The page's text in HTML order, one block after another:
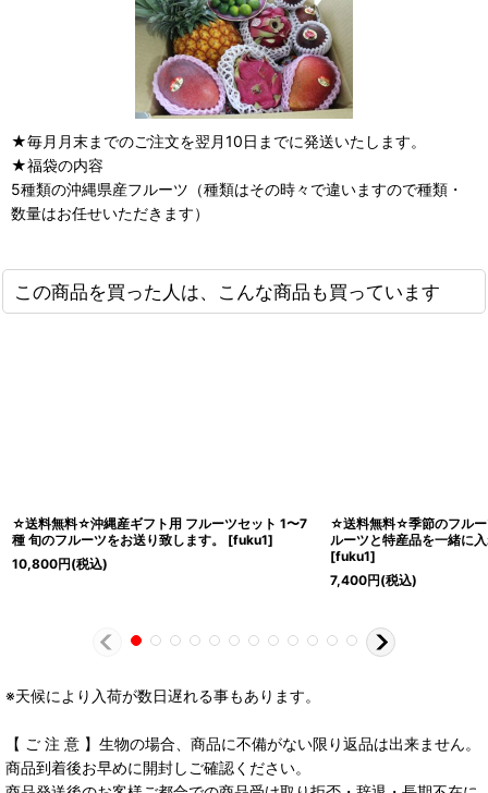
★毎月月末までのご注文を翌月10日までに発送いたします。
★福袋の内容
5種類の沖縄県産フルーツ（種類はその時々で違いますので種類・
数量はお任せいただきます）
この商品を買った人は、こんな商品も買っています
☆送料無料☆沖縄産ギフト用 フルーツセット 1〜7
種 旬のフルーツをお送り致します。
[fuku1]
10,800円(税込)
☆送料無料☆季節のフル
ルーツと特産品を一緒に
[fuku1]
7,400円(税込)
※天候により入荷が数日遅れる事もあります。
【 ご 注 意 】生物の場合、商品に不備がない限り返品は出来ません。
商品到着後お早めに開封しご確認ください。